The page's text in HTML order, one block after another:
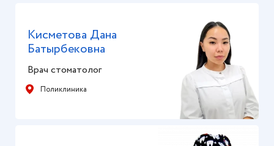
Кисметова Дана
Батырбековна
Врач стоматолог
Поликлиника